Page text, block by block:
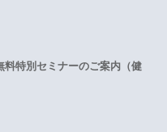
料特別セミナーのご案内（健